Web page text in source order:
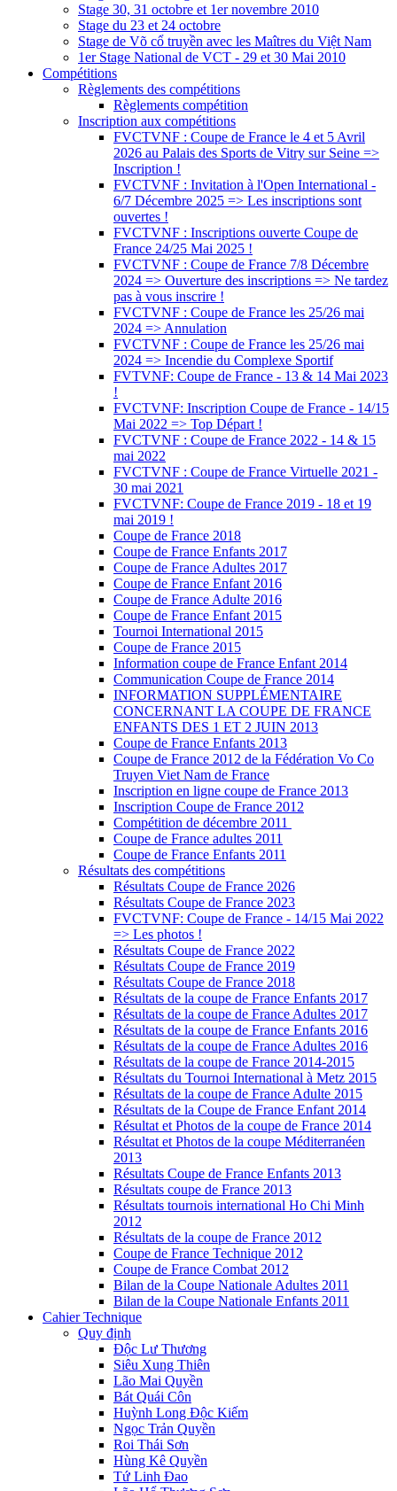
Stage 30, 31 octobre et 1er novembre 2010
Stage du 23 et 24 octobre
Stage de Võ cổ truyền avec les Maîtres du Việt Nam
1er Stage National de VCT - 29 et 30 Mai 2010
Compétitions
Règlements des compétitions
Règlements compétition
Inscription aux compétitions
FVCTVNF : Coupe de France le 4 et 5 Avril
2026 au Palais des Sports de Vitry sur Seine =>
Inscription !
FVCTVNF : Invitation à l'Open International -
6/7 Décembre 2025 => Les inscriptions sont
ouvertes !
FVCTVNF : Inscriptions ouverte Coupe de
France 24/25 Mai 2025 !
FVCTVNF : Coupe de France 7/8 Décembre
2024 => Ouverture des inscriptions => Ne tardez
pas à vous inscrire !
FVCTVNF : Coupe de France les 25/26 mai
2024 => Annulation
FVCTVNF : Coupe de France les 25/26 mai
2024 => Incendie du Complexe Sportif
FVTVNF: Coupe de France - 13 & 14 Mai 2023
!
FVCTVNF: Inscription Coupe de France - 14/15
Mai 2022 => Top Départ !
FVCTVNF : Coupe de France 2022 - 14 & 15
mai 2022
FVCTVNF : Coupe de France Virtuelle 2021 -
30 mai 2021
FVCTVNF: Coupe de France 2019 - 18 et 19
mai 2019 !
Coupe de France 2018
Coupe de France Enfants 2017
Coupe de France Adultes 2017
Coupe de France Enfant 2016
Coupe de France Adulte 2016
Coupe de France Enfant 2015
Tournoi International 2015
Coupe de France 2015
Information coupe de France Enfant 2014
Communication Coupe de France 2014
INFORMATION SUPPLÉMENTAIRE
CONCERNANT LA COUPE DE FRANCE
ENFANTS DES 1 ET 2 JUIN 2013
Coupe de France Enfants 2013
Coupe de France 2012 de la Fédération Vo Co
Truyen Viet Nam de France
Inscription en ligne coupe de France 2013
Inscription Coupe de France 2012
Coupe de France adultes 2011
Coupe de France Enfants 2011
Résultats des compétitions
Résultats Coupe de France 2026
Résultats Coupe de France 2023
FVCTVNF: Coupe de France - 14/15 Mai 2022
=> Les photos !
Résultats Coupe de France 2022
Résultats Coupe de France 2019
Résultats Coupe de France 2018
Résultats de la coupe de France Enfants 2017
Résultats de la coupe de France Adultes 2017
Résultats de la coupe de France Enfants 2016
Résultats de la coupe de France Adultes 2016
Résultats de la coupe de France 2014-2015
Résultats du Tournoi International à Metz 2015
Résultats de la coupe de France Adulte 2015
Résultats de la Coupe de France Enfant 2014
Résultat et Photos de la coupe de France 2014
Résultat et Photos de la coupe Méditerranéen
2013
Résultats Coupe de France Enfants 2013
Résultats coupe de France 2013
Résultats tournois international Ho Chi Minh
2012
Résultats de la coupe de France 2012
Coupe de France Technique 2012
Coupe de France Combat 2012
Bilan de la Coupe Nationale Adultes 2011
Bilan de la Coupe Nationale Enfants 2011
Cahier Technique
Quy định
Độc Lư Thương
Siêu Xung Thiên
Lão Mai Quyền
Bát Quái Côn
Huỳnh Long Độc Kiếm
Ngọc Trản Quyền
Roi Thái Sơn
Hùng Kê Quyền
Tứ Linh Đao